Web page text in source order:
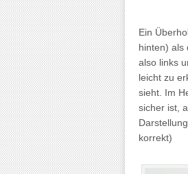
Ein
hinten) als
also links
leicht zu
sieht. Im
sicher ist,
korrekt)